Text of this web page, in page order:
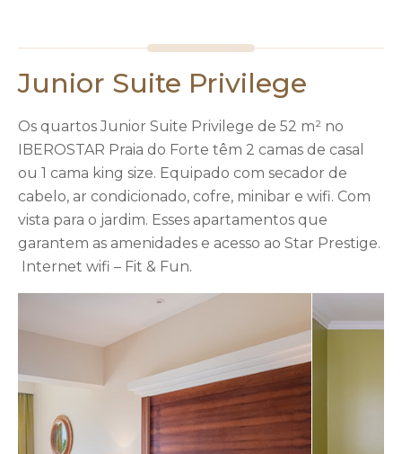
Junior Suite Privilege
Os quartos Junior Suite Privilege de 52 m² no
IBEROSTAR Praia do Forte têm 2 camas de casal
ou 1 cama king size. Equipado com secador de
cabelo, ar condicionado, cofre, minibar e wifi. Com
vista para o jardim. Esses apartamentos que
garantem as amenidades e acesso ao Star Prestige.
Internet wifi – Fit & Fun.